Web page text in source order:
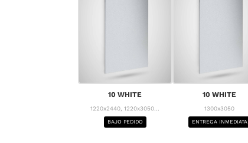
10 WHITE
1220x2440, 1220x3050...
BAJO PEDIDO
10 WHITE
1300x3050
ENTREGA INMEDIATA